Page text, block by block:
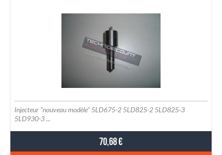
Injecteur "nouveau modèle" 5LD675-2 5LD825-2 5LD825-3
5LD930-3 ...
70,68 €